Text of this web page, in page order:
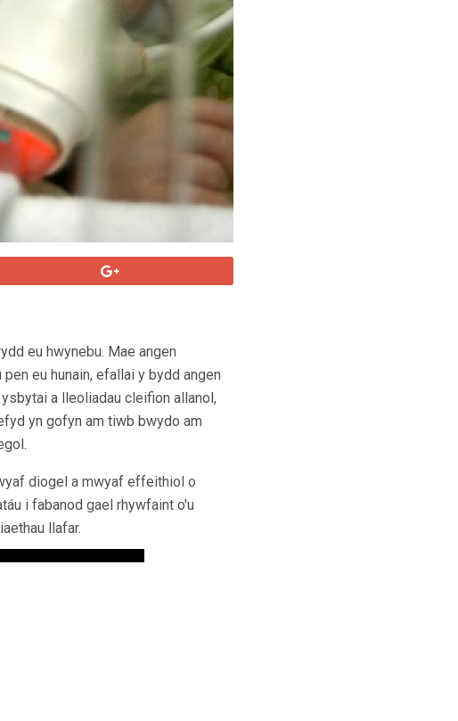
eu hwynebu. Mae angen
eu hunain, efallai y bydd angen
a lleoliadau cleifion allanol,
yn gofyn am tiwb bwydo am
diogel a mwyaf effeithiol o
i fabanod gael rhywfaint o'u
llafar.